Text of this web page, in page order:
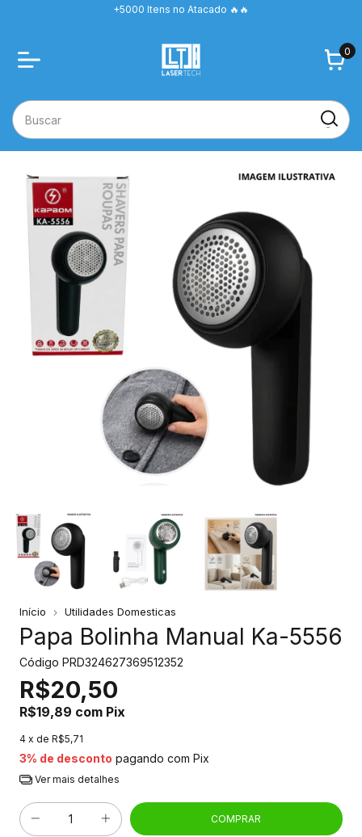
+5000 Itens no Atacado 🔥🔥
0
Início Utilidades Domesticas
Papa Bolinha Manual Ka-5556
Código PRD324627369512352
R$20,50
R$19,89 com Pix
4 x de R$5,71
3% de desconto pagando com Pix
Ver mais detalhes